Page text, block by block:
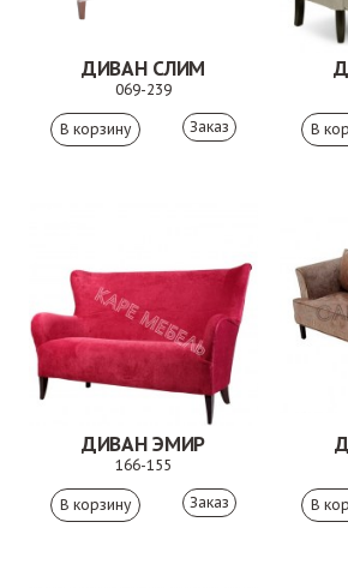
ДИВАН СЛИМ
069-239
Заказ
ДИВАН ЭМИР
166-155
Заказ